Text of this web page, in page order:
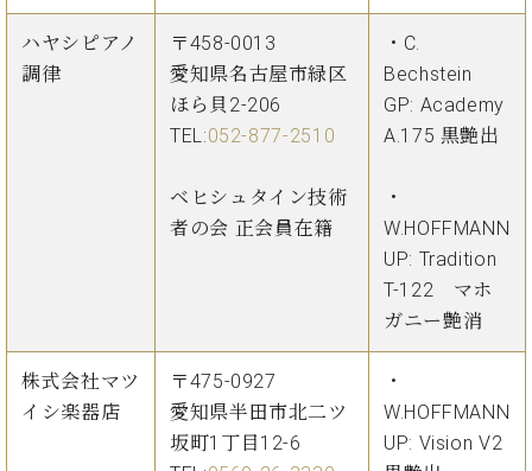
ハヤシピアノ
調律
〒458-0013
愛知県名古屋市緑区
ほら貝2-206
TEL:052-877-2510
ベヒシュタイン技術
者の会 正会員在籍
・C.
Bechstein
GP: Academy
A.175 黒艶出
・
W.HOFFMANN
UP: Tradition
T-122 マホ
ガニー艶消
株式会社マツ
イシ楽器店
〒475-0927
愛知県半田市北二ツ
坂町1丁目12-6
・
W.HOFFMANN
UP: Vision V2